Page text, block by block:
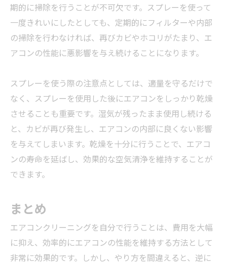
期的に掃除を行うことが不可欠です。スプレーを使って
一度きれいにしたとしても、定期的にフィルターや内部
の掃除を行わなければ、再びカビやホコリがたまり、エ
アコンの性能に悪影響を与え続けることになります。
スプレーを使う際の注意点としては、適量を守るだけで
なく、スプレーを使用した後にエアコンをしっかり乾燥
させることも重要です。湿気が残ったまま使用し続ける
と、カビが再び発生し、エアコンの内部に良くない影響
を与えてしまいます。乾燥を十分に行うことで、エアコ
ンの寿命を延ばし、効果的な空気清浄を維持することが
できます。
まとめ
エアコンクリーニングを自分で行うことは、費用を大幅
に抑え、効率的にエアコンの性能を維持する方法として
非常に効果的です。しかし、やり方を間違えると、逆に